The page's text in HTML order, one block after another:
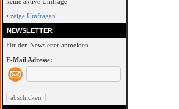
• zeige Umfragen
NEWSLETTER
Für den Newsletter anmelden
E-Mail Adresse: